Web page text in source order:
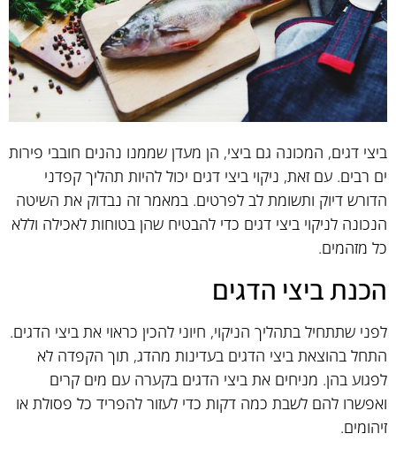
ביצי דגים, המכונה גם ביצי, הן מעדן שממנו נהנים חובבי פירות
ים רבים. עם זאת, ניקוי ביצי דגים יכול להיות תהליך קפדני
הדורש דיוק ותשומת לב לפרטים. במאמר זה נבדוק את השיטה
הנכונה לניקוי ביצי דגים כדי להבטיח שהן בטוחות לאכילה וללא
כל מזהמים.
הכנת ביצי הדגים
לפני שתתחיל בתהליך הניקוי, חיוני להכין כראוי את ביצי הדגים.
התחל בהוצאת ביצי הדגים בעדינות מהדג, תוך הקפדה לא
לפגוע בהן. מניחים את ביצי הדגים בקערה עם מים קרים
ואפשרו להם לשבת כמה דקות כדי לעזור להפריד כל פסולת או
זיהומים.